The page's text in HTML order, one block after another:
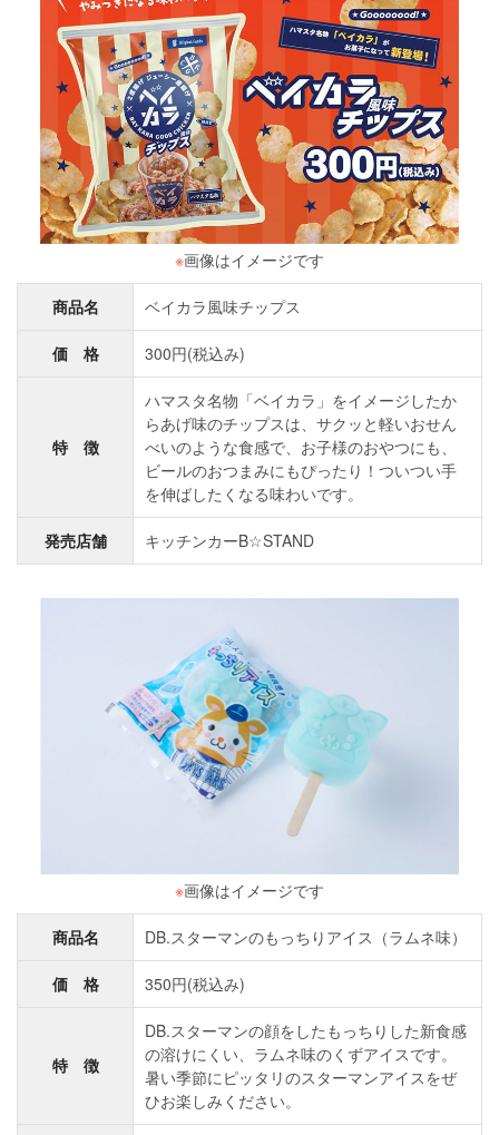
※画像はイメージです
商品名 ベイカラ風味チップス
価 格 300円(税込み)
特 徴
ハマスタ名物「ベイカラ」をイメージしたか
らあげ味のチップスは、サクッと軽いおせん
べいのような食感で、お子様のおやつにも、
ビールのおつまみにもぴったり！ついつい手
を伸ばしたくなる味わいです。
発売店舗 キッチンカーB☆STAND
※画像はイメージです
商品名 DB.スターマンのもっちりアイス（ラムネ味）
価 格 350円(税込み)
特 徴
DB.スターマンの顔をしたもっちりした新食感
の溶けにくい、ラムネ味のくずアイスです。
暑い季節にピッタリのスターマンアイスをぜ
ひお楽しみください。